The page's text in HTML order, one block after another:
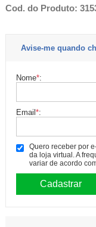
Cod. do Produto:
Avise-me quando
Nome*:
Email*:
Quero receber por
da loja virtual. A
variar de acordo